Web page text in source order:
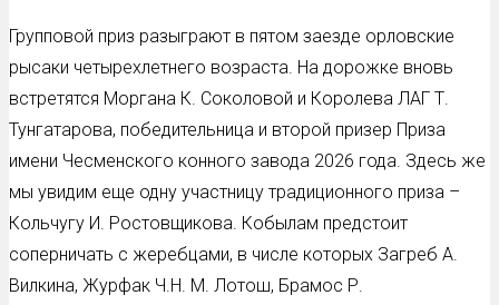
Групповой приз разыграют в пятом заезде орловские
рысаки четырехлетнего возраста. На дорожке вновь
встретятся Моргана К. Соколовой и Королева ЛАГ Т.
Тунгатарова, победительница и второй призер Приза
имени Чесменского конного завода 2026 года. Здесь же
мы увидим еще одну участницу традиционного приза –
Кольчугу И. Ростовщикова. Кобылам предстоит
соперничать с жеребцами, в числе которых Загреб А.
Вилкина, Журфак Ч.Н. М. Лотош, Брамос Р.